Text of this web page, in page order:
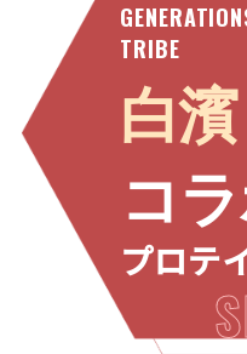
TRIBE
白
コ
プロテ